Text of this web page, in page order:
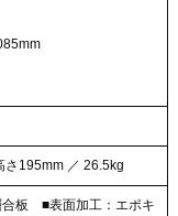
195mm ／ 26.5kg
合板 ■表面加工：エポキ